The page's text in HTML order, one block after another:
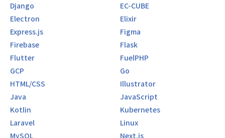
■複数のルートを使い分けて相談できる
現場で起こったトラブルをはじめ、将来のキャリアに関する
相談やクライアントとの問題など、エンジニアとして仕事を
進めていく上で避けられないトラブルがあった際、様々な相
談先をご用意しています。
現場チームのリーダーや社内勉強会チームメンバー、さらに
営業や心の相談窓口(人事)・当社代表とも直接相談できま
す。
【エンジニア評価の仕組み】
■明確な評価制度でスキルアップ
評価制度は大きく5つのグレードに分かれていて、さらにそ
こから細分化しています。
Django
EC-CUBE
Electron
Elixir
Express.js
Figma
Firebase
Flask
Flutter
FuelPHP
GCP
Go
HTML/CSS
Illustrator
Java
JavaScript
Kotlin
Kubernetes
Laravel
Linux
MySQL
Next.js